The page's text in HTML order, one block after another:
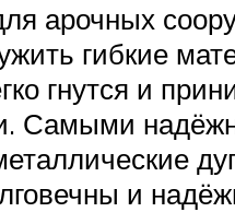
арочных
гибкие
гнутся и
Самыми
и